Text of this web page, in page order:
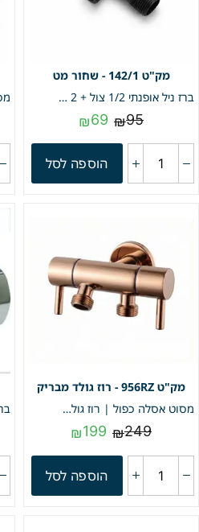
142/1 - שחור מט
ברז ניל אופנתי 1/2 צול + 2 יציאות 1/2 | שחור מט | מק"ט 142/1
₪95
₪69
הוספה לסל
956RZ - רוז גולד מבריק
מסוט אסלה כפול | רוז גולד מבריק | מק"ט 956RZ
₪249
₪199
הוספה לסל